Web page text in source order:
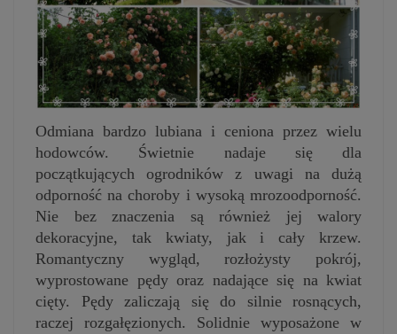
Odmiana bardzo lubiana i ceniona przez wielu
hodowców. Świetnie nadaje się dla
początkujących ogrodników z uwagi na dużą
odporność na choroby i wysoką mrozoodporność.
Nie bez znaczenia są również jej walory
dekoracyjne, tak kwiaty, jak i cały krzew.
Romantyczny wygląd, rozłożysty pokrój,
wyprostowane pędy oraz nadające się na kwiat
cięty. Pędy zaliczają się do silnie rosnących,
raczej rozgałęzionych. Solidnie wyposażone w